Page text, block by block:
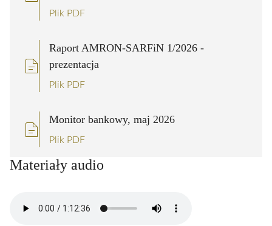
Plik PDF
Raport AMRON-SARFiN 1/2026 -
prezentacja
Plik PDF
Monitor bankowy, maj 2026
Plik PDF
Materiały audio